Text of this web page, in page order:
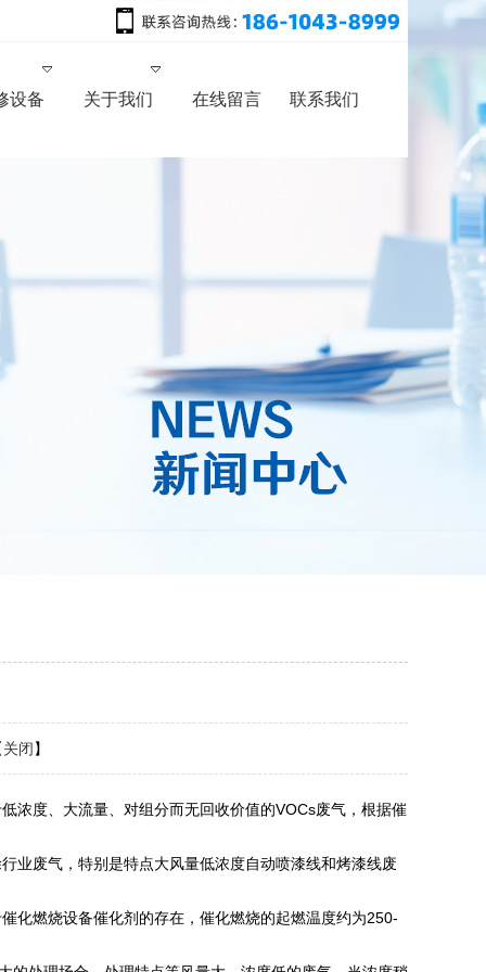
设备 关于我们 在线留言 联系我们
关闭】
度、大流量、对组分而无回收价值的VOCs废气，根据催
废气，特别是特点大风量低浓度自动喷漆线和烤漆线废
燃烧设备催化剂的存在，催化燃烧的起燃温度约为250-